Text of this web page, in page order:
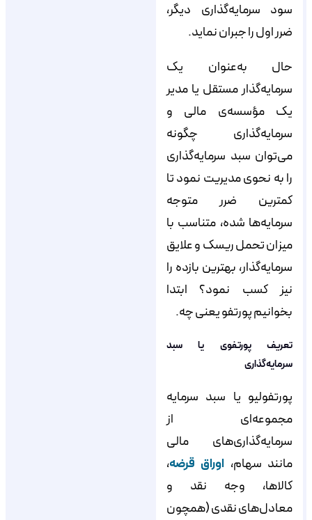
سود سرمایه‌گذاری دیگر،
ضرر اول را جبران نماید.
حال به‌عنوان یک
سرمایه‌گذار مستقل یا مدیر
یک مؤسسه‌ی مالی و
سرمایه‌گذاری چگونه
می‌توان سبد سرمایه‌گذاری
را به نحوی مدیریت نمود تا
کمترین ضرر متوجه
سرمایه‌ها شده، متناسب با
میزان تحمل ریسک و علایق
سرمایه‌گذار، بهترین بازده را
نیز کسب نمود؟ ابتدا
بخوانیم پورتفو یعنی چه.
تعریف پورتفوی یا سبد
سرمایه‌گذاری
پورتفولیو یا سبد سرمایه
مجموعه‌ای از
سرمایه‌گذاری‌های مالی
مانند سهام، اوراق قرضه،
کالاها، وجه نقد و
معادل‌های نقدی (همچون